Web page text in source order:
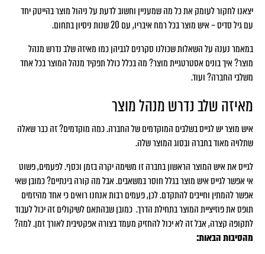
יצאנו לחקור לעומק את כל מה שמעניין וחשוב לדעת על ניהול מוצר בהייטק יחד
עם גיל סדיס – איש מוצר בכל רמח איבריו, עם 20 שנות ניסיון בתחום.
במאמר נענה על השאלות שכולנו סקרנים לגביהן כמו מאיזה שלב נדרש מנהל
מוצר? איך בונים אסטרטגיית מוצר? מה בכלל כולל תפקיד מנהל המוצר בכל אחד
משלבי החברה? ועוד.
מאיזה שלב נדרש מנהל מוצר
איש מוצר יש לגייס בשלבים המוקדמים של החברה. כמה מוקדמים? זה כבר שאלה
שתלויה מאוד בחברה ובסוג המוצר שלה.
לגייס את איש המוצר הראשון בחברה זו משימה יקרה בזמן וכסף. לפעמים, פשוט
אי אפשר לגייס איש מוצר בגלל חוסר במשאבים. אבל מה קורה בינתיים? כמובן שאי
אפשר להמתין וחייבים להתקדם. לכן, פעמים רבות אנחנו רואים כי אחד מהיזמים
תופס את פוזיציית המוצר בתחילת הדרך. כמובן שבהתאם לשיקולים זה יכול לעבוד
לתקופה קצרה, אבל זה לא יכול להחזיק מעמד בצורה אפקטיבית לאורך זמן. למה?
מהסיבות הבאות: